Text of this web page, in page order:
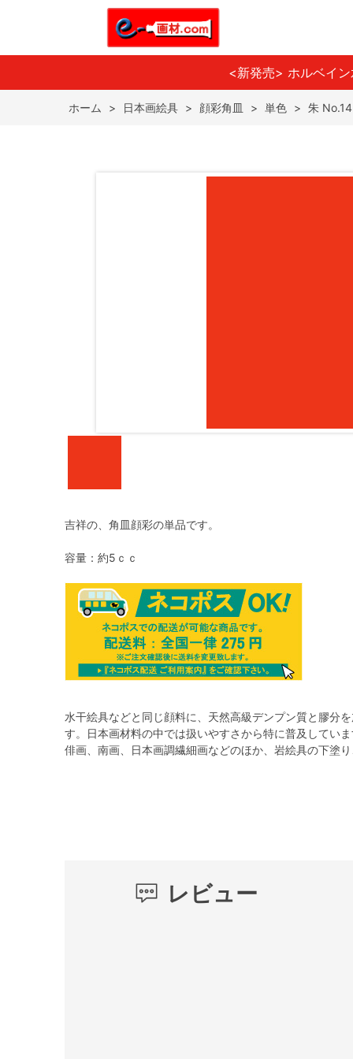
<新発売> ホルベイ
ホーム > 日本画絵具 > 顔彩角皿 > 単色 > 朱
吉祥の、角皿顔彩の単品です。
容量：約5ｃｃ
水干絵具などと同じ顔料に、天然高級デンプン質と膠分
す。日本画材料の中では扱いやすさから特に普及してい
俳画、南画、日本画調繊細画などのほか、岩絵具の下塗り
レビュー